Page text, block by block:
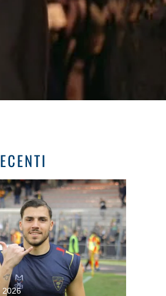
2026